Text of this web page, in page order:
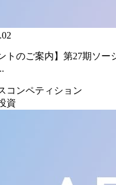
トのご案内】第27期ソー
コンペティション
資